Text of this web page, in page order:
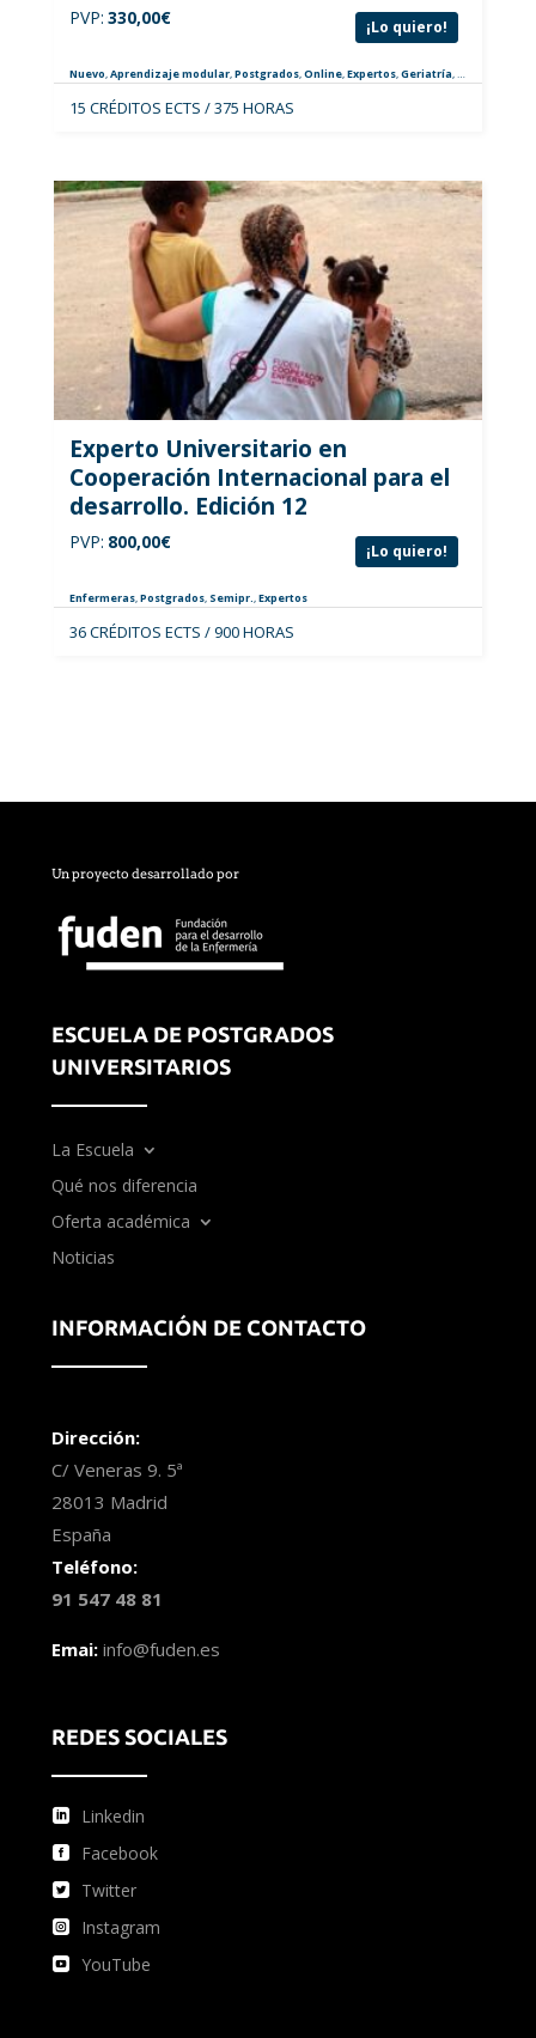
PVP: 330,00€ ¡Lo quiero!
Nuevo,Aprendizaje modular,Postgrados,Online,Expertos,Geriatría,Especialistas
15 CRÉDITOS ECTS / 375 HORAS
Experto Universitario en
Cooperación Internacional para el
desarrollo. Edición 12
PVP: 800,00€ ¡Lo quiero!
Enfermeras,Postgrados, Semipr.,Expertos
36 CRÉDITOS ECTS / 900 HORAS
Un proyecto desarrollado por
ESCUELA DE POSTGRADOS
UNIVERSITARIOS
La Escuela
Qué nos diferencia
Oferta académica
Noticias
INFORMACIÓN DE CONTACTO
Dirección:
C/ Veneras 9. 5ª
28013 Madrid
España
Teléfono:
91 547 48 81
Emai: info@fuden.es
REDES SOCIALES
Linkedin
Facebook
Twitter
Instagram
YouTube